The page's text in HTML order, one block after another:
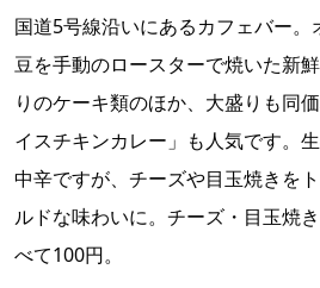
国道5号線沿いにあるカフェバー
豆を手動のロースターで焼いた新
りのケーキ類のほか、大盛りも同
イスチキンカレー」も人気です。
中辛ですが、チーズや目玉焼きを
ルドな味わいに。チーズ・目玉焼
べて100円。